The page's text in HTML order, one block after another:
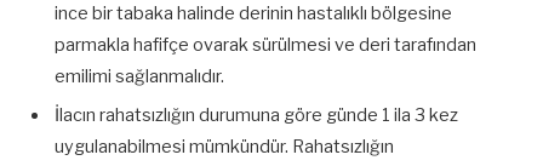
ince bir tabaka halinde derinin hastalıklı bölgesine
parmakla hafifçe ovarak sürülmesi ve deri tarafından
emilimi sağlanmalıdır.
İlacın rahatsızlığın durumuna göre günde 1 ila 3 kez
uygulanabilmesi mümkündür. Rahatsızlığın